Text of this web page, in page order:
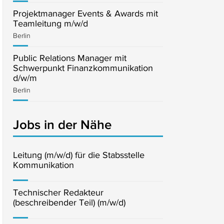
Projektmanager Events & Awards mit
Teamleitung m/w/d
Berlin
Public Relations Manager mit
Schwerpunkt Finanzkommunikation
d/w/m
Berlin
Jobs in der Nähe
Leitung (m/w/d) für die Stabsstelle
Kommunikation
Technischer Redakteur
(beschreibender Teil) (m/w/d)